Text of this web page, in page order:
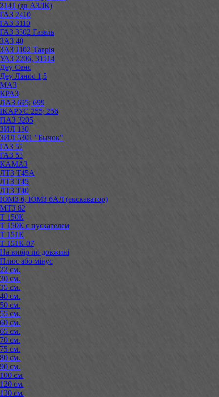
2141 (дв АЗЛК)
ГАЗ 2410
ГАЗ 3110
ГАЗ 3302 Газель
ЗАЗ 40
ЗАЗ 1102 Таврія
УАЗ 2206, 31514
Деу Сенс
Деу Ланос 1,5
МАЗ
КРАЗ
ЛАЗ 695; 699
ІКАРУС 255; 256
ПАЗ 3205
ЗИЛ 130
ЗИЛ 5301 "Бычок"
ГАЗ 52
ГАЗ 53
КАМАЗ
ЛТЗ Т45А
ЛТЗ Т45
ЛТЗ Т40
ЮМЗ 6, ЮМЗ 6АЛ (екскаватор)
МТЗ 82
Т 150К
Т 150К с пускателем
Т 151К
Т 151К-07
На вибір по довжині
Плюс або мінус
22 см.
30 см.
35 см.
40 см.
50 см.
55 см.
60 см.
65 см.
70 см.
75 см.
80 см.
90 см.
100 см.
120 см.
130 см.